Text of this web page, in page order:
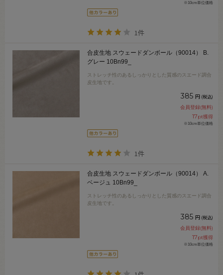
※10cm単位価格
1件
合皮生地 スウェードダンボール（90014） B.
グレー 10Bn99_
ストレッチ性のあるしっかりとした質感のスエード調合
皮生地です。
385 円 (税込)
会員登録(無料)
17pt獲得
※10cm単位価格
1件
合皮生地 スウェードダンボール（90014） A.
ベージュ 10Bn99_
ストレッチ性のあるしっかりとした質感のスエード調合
皮生地です。
385 円 (税込)
会員登録(無料)
17pt獲得
※10cm単位価格